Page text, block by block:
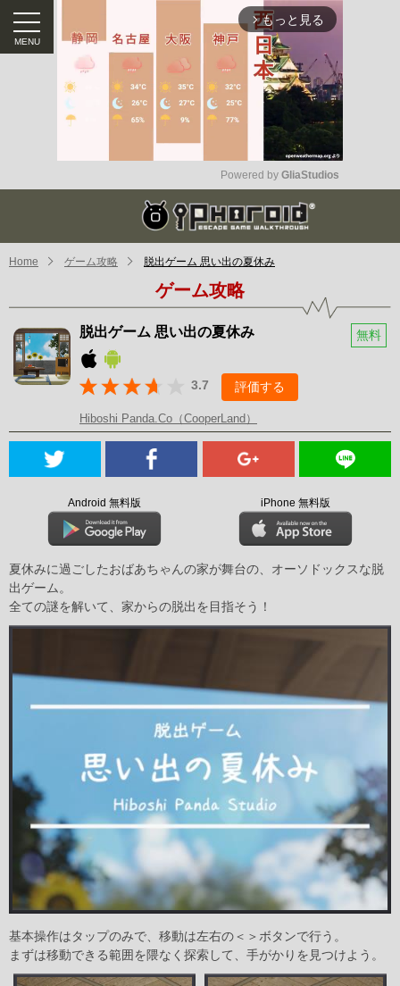
arrow_forward_ios もっと見る
Mute
Powered by GliaStudios
Home ゲーム攻略 脱出ゲーム 思い出の夏休み
ゲーム攻略
脱出ゲーム 思い出の夏休み 無料
3.7 評価する
Hiboshi Panda.Co（CooperLand）
Android 無料版 iPhone 無料版
夏休みに過ごしたおばあちゃんの家が舞台の、オーソドックスな脱
出ゲーム。
全ての謎を解いて、家からの脱出を目指そう！
基本操作はタップのみで、移動は左右の＜＞ボタンで行う。
まずは移動できる範囲を隈なく探索して、手がかりを見つけよう。